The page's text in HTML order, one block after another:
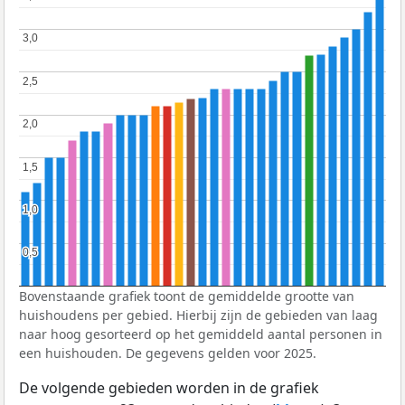
0,5
0,5
1,0
1,0
1,5
1,5
2,0
2,0
2,5
2,5
3,0
3,0
Bovenstaande grafiek toont de gemiddelde grootte van
huishoudens per gebied. Hierbij zijn de gebieden van laag
naar hoog gesorteerd op het gemiddeld aantal personen in
een huishouden. De gegevens gelden voor 2025.
De volgende gebieden worden in de grafiek